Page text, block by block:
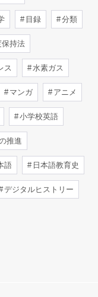
目録 分類
持法
ス 水素ガス
マンガ アニメ
小学校英語
推進
語 日本語教育史
デジタルヒストリー